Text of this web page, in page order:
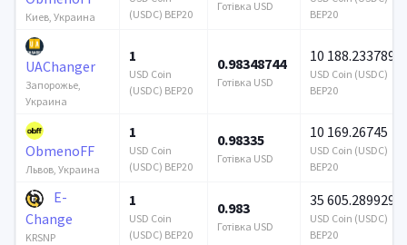
Киев, Украина
(USDC) BEP20
Готівка USD
BEP20
UAChanger
Запорожье,
Украина
1
USD Coin
(USDC) BEP20
0.98348744
Готівка USD
10 188.233789
USD Coin (USDC)
BEP20
ObmenoFF
Львов, Украина
1
USD Coin
(USDC) BEP20
0.98335
Готівка USD
10 169.26745
USD Coin (USDC)
BEP20
E-
Change
KRSNP
1
USD Coin
(USDC) BEP20
0.983
Готівка USD
35 605.289929
USD Coin (USDC)
BEP20